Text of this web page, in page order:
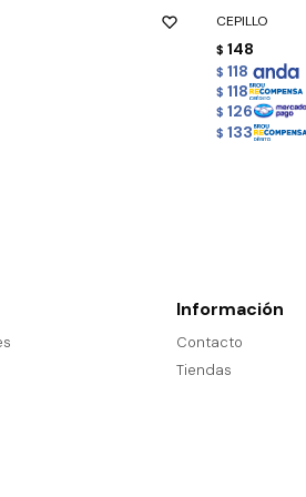
CEPILLO
$ 148
$ 118
$ 118
$ 126
$ 133
Información
Contacto
Tiendas